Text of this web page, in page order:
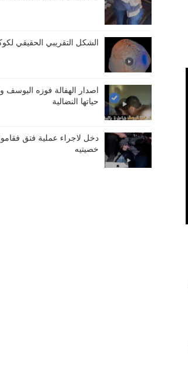
الشكل التقريبي الحقيقي
اصدار الهفالة فوزه اليوسف
حياتها النضالية
دخل لاجراء عملية فتق
خصيتيه